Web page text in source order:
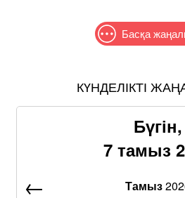
Басқа
КҮНДЕЛІКТІ
Бүгін,
7 тамыз
Тамыз